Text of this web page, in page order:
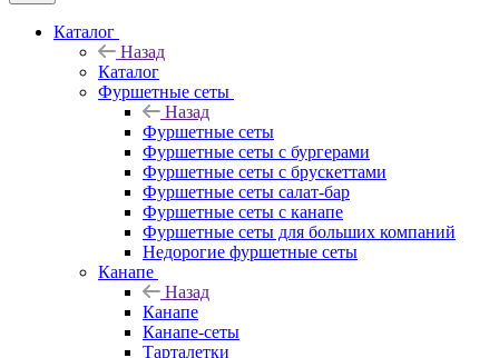
Каталог
Назад
Каталог
Фуршетные сеты
Назад
Фуршетные сеты
Фуршетные сеты с бургерами
Фуршетные сеты с брускеттами
Фуршетные сеты салат-бар
Фуршетные сеты с канапе
Фуршетные сеты для больших компаний
Недорогие фуршетные сеты
Канапе
Назад
Канапе
Канапе-сеты
Тарталетки